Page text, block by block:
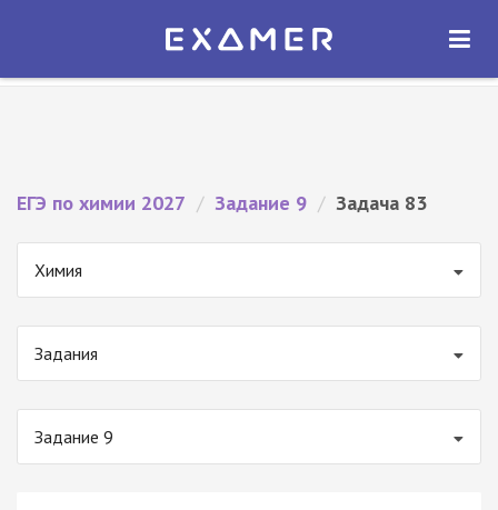
Экзамер — ЕГЭ 2027
ОТКРЫТЬ
ЕГЭ по химии 2027 / Задание 9 / Задача 83
Химия
Задания
Задание 9